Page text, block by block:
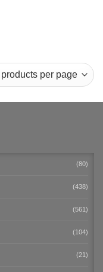
(80)
(438)
(561)
(104)
(21)